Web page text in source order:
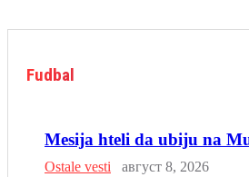
Fudbal
Mesija hteli da ubiju na
Ostale vesti август 8, 2026